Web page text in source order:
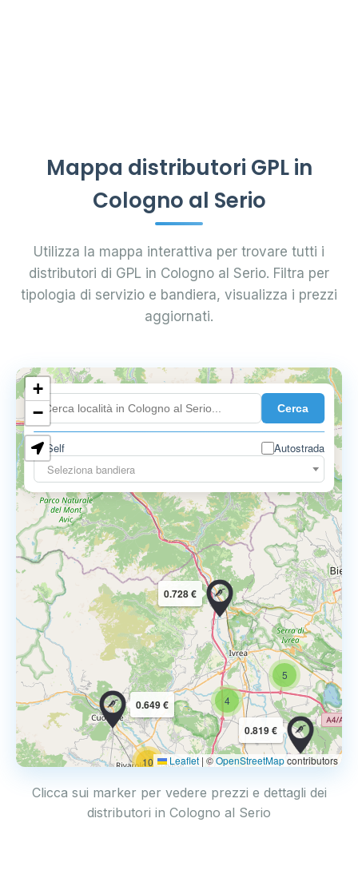
Mappa distributori GPL in
Cologno al Serio
Utilizza la mappa interattiva per trovare tutti i
distributori di GPL in Cologno al Serio. Filtra per
tipologia di servizio e bandiera, visualizza i prezzi
aggiornati.
Cerca
Self
Autostrada
Seleziona bandiera
10
4
5
0.819 €
0.649 €
0.728 €
0.899 €
+
−
Leaflet | ©OpenStreetMapcontributors
Clicca sui marker per vedere prezzi e dettagli dei
distributori in Cologno al Serio